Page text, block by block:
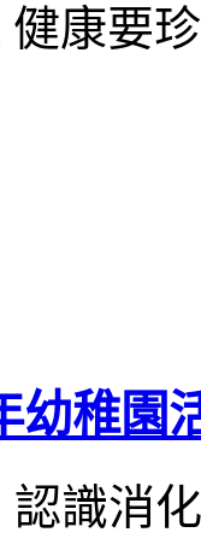
健康要
幼稚
識消